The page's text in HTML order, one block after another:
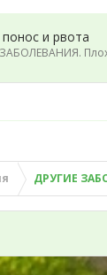
и рвота
ДРУГИЕ